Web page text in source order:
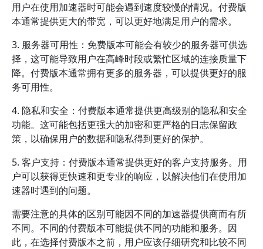
用户在使用加速器时可能会遇到速度较慢的情况。付费版
本通常提供更大的带宽，可以更好地满足用户的需求。
3. 服务器可用性：免费版本可能会有较少的服务器可供选
择，这可能导致用户在高峰时段或繁忙区域的连接质量下
降。付费版本通常拥有更多的服务器，可以提供更好的服
务可用性。
4. 隐私和安全：付费版本通常提供更高级别的隐私和安全
功能。这可能包括更强大的加密和更严格的日志保留政
策，以确保用户的数据和隐私得到更好的保护。
5. 客户支持：付费版本通常提供更好的客户支持服务。用
户可以获得更快速和更专业的响应，以解决他们在使用加
速器时遇到的问题。
需要注意的具体的区别可能因不同的加速器提供商而有所
不同。不同的付费版本可能提供不同的功能和服务。因
此，在选择付费版本之前，用户应该仔细研究和比较不同